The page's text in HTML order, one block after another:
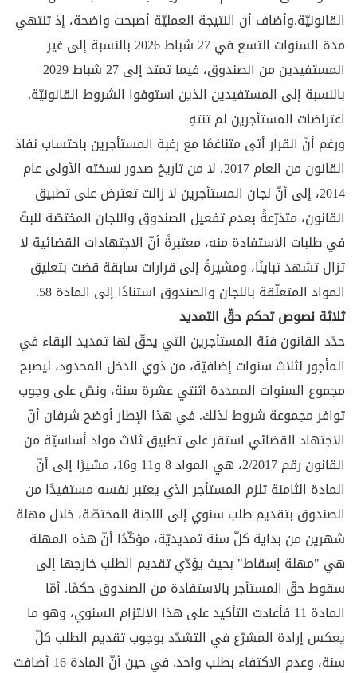
القانونيّة.وأضاف أن النتيجة العمليّة أصبحت واضحة، إذ تنتهي
مدة السنوات التسع في 27 شباط 2026 بالنسبة إلى غير
المستفيدين من الصندوق، فيما تمتد إلى 27 شباط 2029
بالنسبة إلى المستفيدين الذين استوفوا الشروط القانونيّة.
اعتراضات المستأجرين لم تنتهِ
ورغم أنّ القرار أتى متناغمًا مع رغبة المستأجرين باحتساب نفاذ
القانون من العام 2017، لا من تاريخ صدور نسخته الأولى عام
2014، إلى أنّ لجان المستأجرين لا زالت تعترض على تطبيق
القانون، متذرّعةً بعدم تفعيل الصندوق واللجان المختصّة للبتّ
في طلبات الاستفادة منه، معتبرةً أنّ الاجتهادات القضائية لا
تزال تشهد تباينًا، ومشيرةً إلى قرارات سابقة قضت بتعليق
المواد المتعلّقة باللجان والصندوق استنادًا إلى المادة 58.
ثلاثة نصوص تحكم حقّ التمديد
حدّد القانون فئة المستأجرين التي يحقّ لها تمديد البقاء في
المأجور لثلاث سنوات إضافيّة، من ذوي الدخل المحدود، ليصبح
مجموع السنوات الممددة اثنتي عشرة سنة، ونصّ على وجوب
توافر مجموعة شروط لذلك. في هذا الإطار أوضح شرفان أنّ
الاجتهاد القضائي استقر على تطبيق ثلاث مواد أساسيّة من
القانون رقم 2/2017، هي المواد 8 و11 و16، مشيرًا إلى أنّ
المادة الثامنة تلزم المستأجر الذي يعتبر نفسه مستفيدًا من
الصندوق بتقديم طلب سنوي إلى اللجنة المختصّة، خلال مهلة
شهرين من بداية كلّ سنة تمديديّة، مؤكّدًا أنّ هذه المهلة
هي "مهلة إسقاط" بحيث يؤدّي تقديم الطلب خارجها إلى
سقوط حقّ المستأجر بالاستفادة من الصندوق حكمًا. أمّا
المادة 11 فأعادت التأكيد على هذا الالتزام السنوي، وهو ما
يعكس إرادة المشرّع في التشدّد بوجوب تقديم الطلب كلّ
سنة، وعدم الاكتفاء بطلب واحد. في حين أنّ المادة 16 أضافت